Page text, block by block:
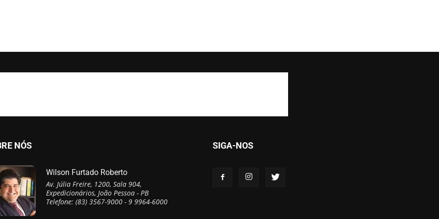
NÓS
Wilson Furtado Roberto
Av. Júlia Freire, 1200, Sala 904,
Expedicionários, João Pessoa - PB
Telefone: (83) 3567-9000 - 9 9964-6000
SIGA-NOS